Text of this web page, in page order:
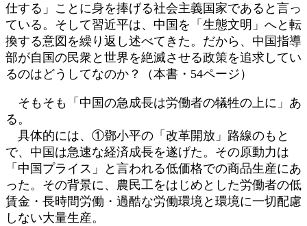
仕する」ことに身を捧げる社会主義国家であると言っ
ている。そして習近平は、中国を「生態文明」へと転
換する意図を繰り返し述べてきた。だから、中国指導
部が自国の民衆と世界を絶滅させる政策を追求してい
るのはどうしてなのか？（本書・54ページ）
そもそも「中国の急成長は労働者の犠牲の上に」あ
る。
具体的には、①鄧小平の「改革開放」路線のもと
で、中国は急速な経済成長を遂げた。その原動力は
「中国プライス」と言われる低価格での商品生産にあ
った。その背景に、農民工をはじめとした労働者の低
賃金・長時間労働・過酷な労働環境と環境に一切配慮
しない大量生産。